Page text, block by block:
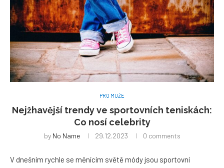
PRO MUŽE
Nejžhavější trendy ve sportovních teniskách:
Co nosí celebrity
by No Name 29.12.2023 0 comments
V dnešním rychle se měnícím světě módy jsou sportovní